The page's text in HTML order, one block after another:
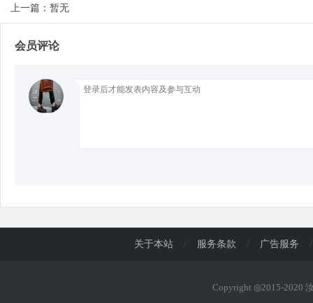
上一篇：暂无
会员评论
关于本站 / 服务条款 / 广告服务 /
Copyright ◎2015-2020